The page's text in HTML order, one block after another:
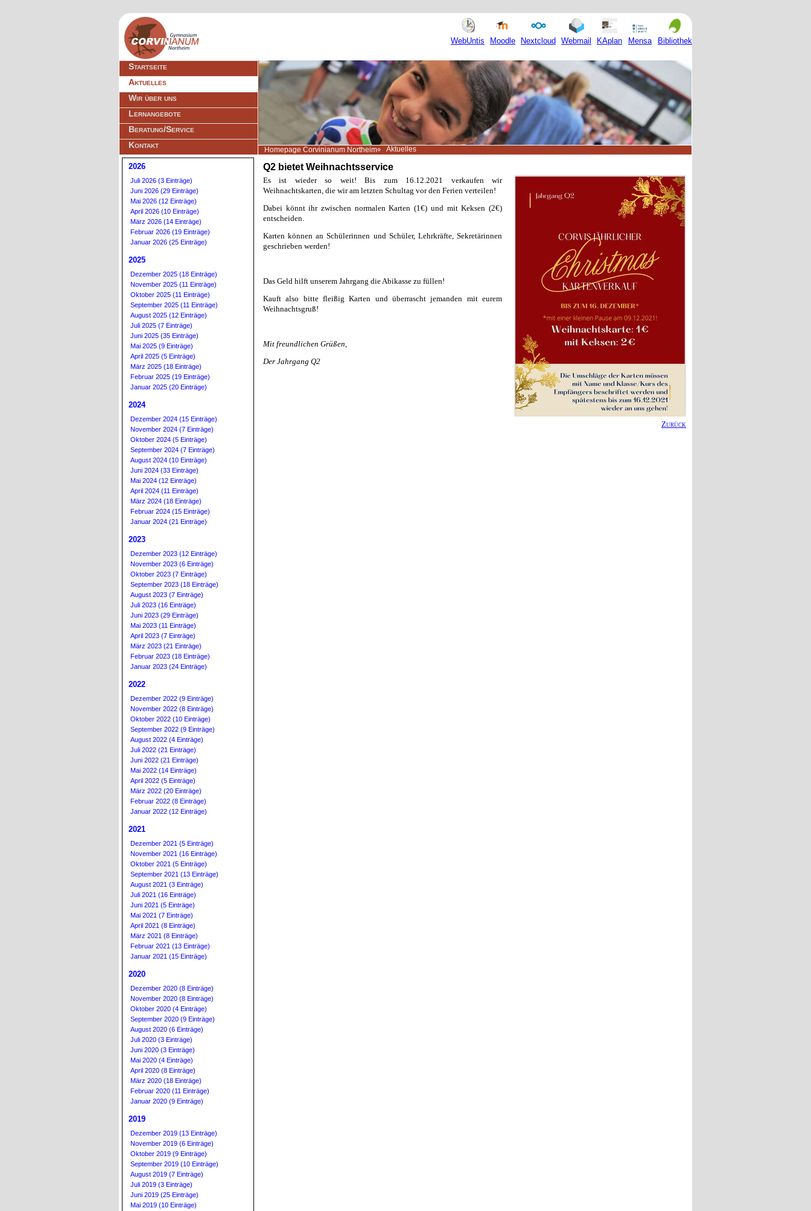
WebUntis Moodle Nextcloud Webmail KAplan Mensa Bibliothek
Navigation
überspringen
Startseite
Aktuelles
Wir über uns
Lernangebote
Beratung/Service
Kontakt
Homepage Corvinianum Northeim Aktuelles
Q2 bietet Weihnachtsservice
Es ist wieder so weit!Bis zum 16.12.2021 verkaufen wir
Weihnachtskarten, die wir am letzten Schultag vor den Ferien verteilen!
Dabei könnt ihr zwischen normalen Karten (1€) und mit Keksen (2€)
entscheiden.
Karten können an Schülerinnen und Schüler, Lehrkräfte, Sekretärinnen
geschrieben werden!
Das Geld hilft unserem Jahrgang die Abikasse zu füllen!
Kauft also bitte fleißig Karten und überrascht jemanden mit eurem
Weihnachtsgruß!
Mit freundlichen Grüßen,
Der Jahrgang Q2
Zurück
2026
Juli 2026 (3 Einträge)
Juni 2026 (29 Einträge)
Mai 2026 (12 Einträge)
April 2026 (10 Einträge)
März 2026 (14 Einträge)
Februar 2026 (19 Einträge)
Januar 2026 (25 Einträge)
2025
Dezember 2025 (18 Einträge)
November 2025 (11 Einträge)
Oktober 2025 (11 Einträge)
September 2025 (11 Einträge)
August 2025 (12 Einträge)
Juli 2025 (7 Einträge)
Juni 2025 (35 Einträge)
Mai 2025 (9 Einträge)
April 2025 (5 Einträge)
März 2025 (18 Einträge)
Februar 2025 (19 Einträge)
Januar 2025 (20 Einträge)
2024
Dezember 2024 (15 Einträge)
November 2024 (7 Einträge)
Oktober 2024 (5 Einträge)
September 2024 (7 Einträge)
August 2024 (10 Einträge)
Juni 2024 (33 Einträge)
Mai 2024 (12 Einträge)
April 2024 (11 Einträge)
März 2024 (18 Einträge)
Februar 2024 (15 Einträge)
Januar 2024 (21 Einträge)
2023
Dezember 2023 (12 Einträge)
November 2023 (6 Einträge)
Oktober 2023 (7 Einträge)
September 2023 (18 Einträge)
August 2023 (7 Einträge)
Juli 2023 (16 Einträge)
Juni 2023 (29 Einträge)
Mai 2023 (11 Einträge)
April 2023 (7 Einträge)
März 2023 (21 Einträge)
Februar 2023 (18 Einträge)
Januar 2023 (24 Einträge)
2022
Dezember 2022 (9 Einträge)
November 2022 (8 Einträge)
Oktober 2022 (10 Einträge)
September 2022 (9 Einträge)
August 2022 (4 Einträge)
Juli 2022 (21 Einträge)
Juni 2022 (21 Einträge)
Mai 2022 (14 Einträge)
April 2022 (5 Einträge)
März 2022 (20 Einträge)
Februar 2022 (8 Einträge)
Januar 2022 (12 Einträge)
2021
Dezember 2021 (5 Einträge)
November 2021 (16 Einträge)
Oktober 2021 (5 Einträge)
September 2021 (13 Einträge)
August 2021 (3 Einträge)
Juli 2021 (16 Einträge)
Juni 2021 (5 Einträge)
Mai 2021 (7 Einträge)
April 2021 (8 Einträge)
März 2021 (8 Einträge)
Februar 2021 (13 Einträge)
Januar 2021 (15 Einträge)
2020
Dezember 2020 (8 Einträge)
November 2020 (8 Einträge)
Oktober 2020 (4 Einträge)
September 2020 (9 Einträge)
August 2020 (6 Einträge)
Juli 2020 (3 Einträge)
Juni 2020 (3 Einträge)
Mai 2020 (4 Einträge)
April 2020 (8 Einträge)
März 2020 (18 Einträge)
Februar 2020 (11 Einträge)
Januar 2020 (9 Einträge)
2019
Dezember 2019 (13 Einträge)
November 2019 (6 Einträge)
Oktober 2019 (9 Einträge)
September 2019 (10 Einträge)
August 2019 (7 Einträge)
Juli 2019 (3 Einträge)
Juni 2019 (25 Einträge)
Mai 2019 (10 Einträge)